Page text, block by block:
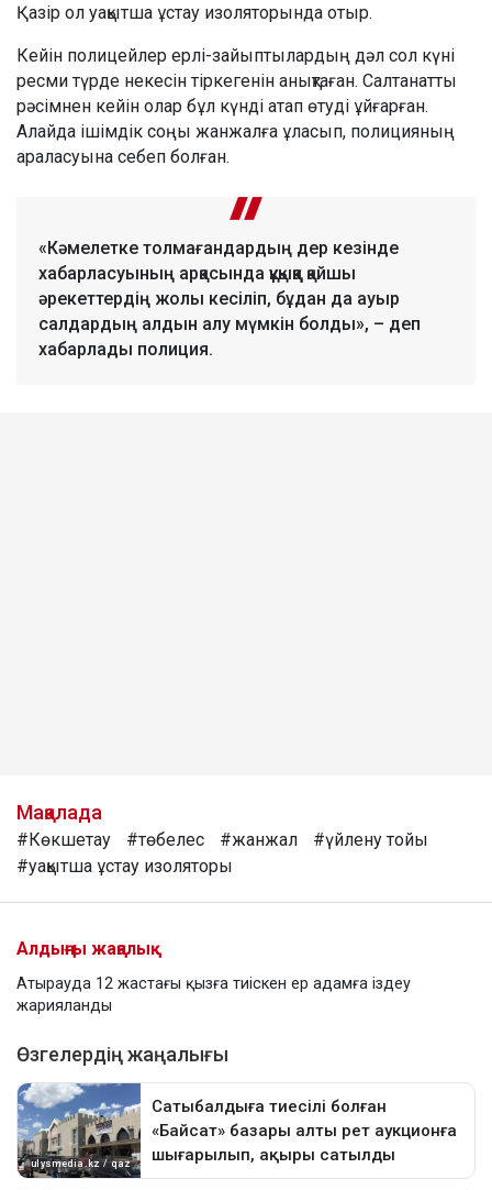
Қазір ол уақытша ұстау изоляторында отыр.
Кейін полицейлер ерлі-зайыптылардың дәл сол күні
ресми түрде некесін тіркегенін анықтаған. Салтанатты
рәсімнен кейін олар бұл күнді атап өтуді ұйғарған.
Алайда ішімдік соңы жанжалға ұласып, полицияның
араласуына себеп болған.
«Кәмелетке толмағандардың дер кезінде
хабарласуының арқасында құқыққа қайшы
әрекеттердің жолы кесіліп, бұдан да ауыр
салдардың алдын алу мүмкін болды», – деп
хабарлады полиция.
Мақалада
#Көкшетау #төбелес #жанжал
#үйлену тойы
#уақытша ұстау изоляторы
Алдыңғы жаңалық
Атырауда 12 жастағы қызға тиіскен ер адамға іздеу
жарияланды